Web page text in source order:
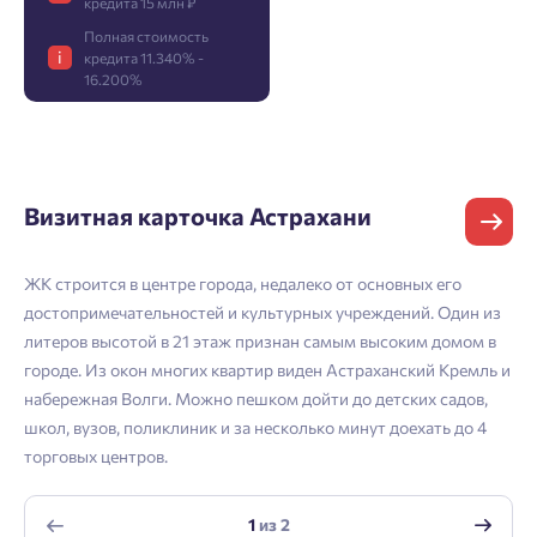
i
Полная стоимость
кредита 11.340% -
16.200%
Фамилия
Телефон
Визитная карточка Астрахани
ЖК строится в центре города, недалеко от основных его
достопримечательностей и культурных учреждений. Один из
литеров высотой в 21 этаж признан самым высоким домом в
городе. Из окон многих квартир виден Астраханский Кремль и
набережная Волги. Можно пешком дойти до детских садов,
школ, вузов, поликлиник и за несколько минут доехать до 4
торговых центров.
1из2
Пожалуйста, оставьте ваши контакты и мы вам
перезвоним.
Согласен на обработкуперсональных данных
Согласен получать информационную рассылку
Добро пожаловать в личный
кабинет
Больше никаких паролей! Введите номер
телефона, кликнув на кнопку «Войти» ниже
и мы вышлем вам одноразовый код
подтверждения.
Ростов-на-Дону
Екатеринбург
Владивосток
Астрахань
Начать